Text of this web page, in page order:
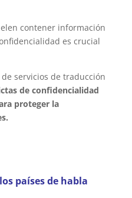
contener información
es crucial
servicios de traducción
de confidencialidad
proteger la
países de habla